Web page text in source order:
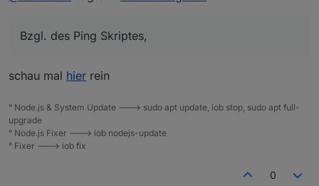
Bzgl. des Ping Skriptes,
schau mal hier rein
° Node.js & System Update ---> sudo apt update, iob stop, sudo apt full-
upgrade
° Node.js Fixer ---> iob nodejs-update
° Fixer ---> iob fix
0